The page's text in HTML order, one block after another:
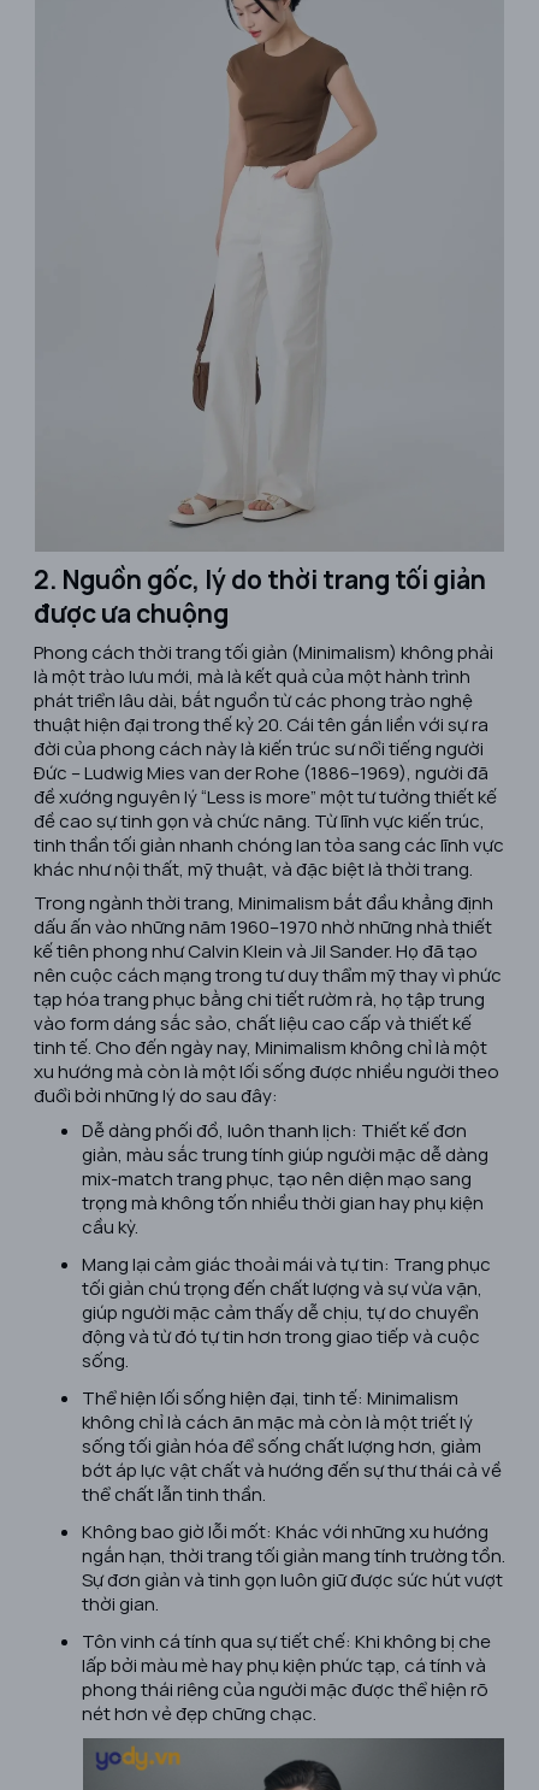
2. Nguồn gốc, lý do thời trang tối giản
được ưa chuộng
Phong cách thời trang tối giản (Minimalism) không phải
là một trào lưu mới, mà là kết quả của một hành trình
phát triển lâu dài, bắt nguồn từ các phong trào nghệ
thuật hiện đại trong thế kỷ 20. Cái tên gắn liền với sự ra
đời của phong cách này là kiến trúc sư nổi tiếng người
Đức –Ludwig Mies van der Rohe (1886–1969), người đã
đề xướng nguyên lý “Less is more” một tư tưởng thiết kế
đề cao sự tinh gọn và chức năng. Từ lĩnh vực kiến trúc,
tinh thần tối giản nhanh chóng lan tỏa sang các lĩnh vực
khác như nội thất, mỹ thuật, và đặc biệt là thời trang
Trong ngành thời trang, Minimalism bắt đầu khẳng định
dấu ấn vào những năm 1960–1970 nhờ những nhà thiết
kế tiên phong nhưCalvin Klein và Jil Sander. Họ đã tạo
nên cuộc cách mạng trong tư duy thẩm mỹ thay vì phức
tạp hóa trang phục bằng chi tiết rườm rà, họ tập trung
vào form dáng sắc sảo, chất liệu cao cấp và thiết kế
tinh tế. Cho đến ngày nay, Minimalism không chỉ là một
xu hướng mà còn là một lối sống được nhiều người theo
đuổi bởi những lý do sau đây:
Dễ dàng phối đồ, luôn thanh lịch: Thiết kế đơn
giản, màu sắc trung tính giúp người mặc dễ dàng
mix-match trang phục, tạo nên diện mạo sang
trọng mà không tốn nhiều thời gian hay phụ kiện
cầu kỳ.
Mang lại cảm giác thoải mái và tự tin: Trang phục
tối giản chú trọng đến chất lượng và sự vừa vặn,
giúp người mặc cảm thấy dễ chịu, tự do chuyển
động và từ đó tự tin hơn trong giao tiếp và cuộc
sống.
Thể hiện lối sống hiện đại, tinh tế: Minimalism
không chỉ là cách ăn mặc mà còn là một triết lý
sống tối giản hóa để sống chất lượng hơn, giảm
bớt áp lực vật chất và hướng đến sự thư thái cả về
thể chất lẫn tinh thần.
Không bao giờ lỗi mốt: Khác với những xu hướng
ngắn hạn, thời trang tối giản mang tính trường tồn.
Sự đơn giản và tinh gọn luôn giữ được sức hút vượt
thời gian.
Tôn vinh cá tính qua sự tiết chế: Khi không bị che
lấp bởi màu mè hay phụ kiện phức tạp, cá tính và
phong thái riêng của người mặc được thể hiện rõ
nét hơn vẻ đẹp chững chạc.